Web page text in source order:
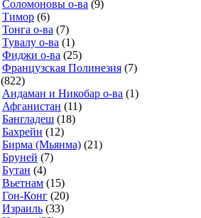
Соломоновы о-ва (9)
Тимор (6)
Тонга о-ва (7)
Тувалу о-ва (1)
Фиджи о-ва (25)
Французская Полинезия (7)
(822)
Андаман и Никобар о-ва (1)
Афганистан (11)
Бангладеш (18)
Бахрейн (12)
Бирма (Мьянма) (21)
Бруней (7)
Бутан (4)
Вьетнам (15)
Гон-Конг (20)
Израиль (33)